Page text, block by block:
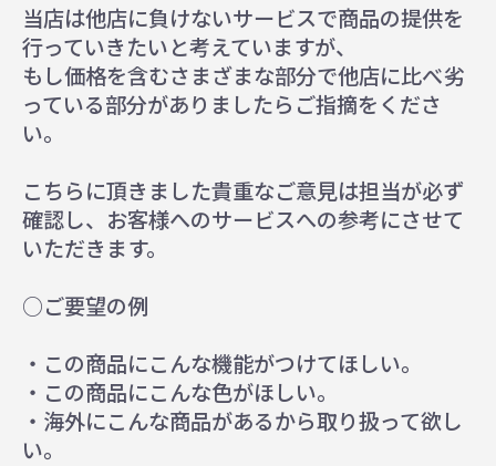
当店は他店に負けないサービスで商品の提供を
行っていきたいと考えていますが、
もし価格を含むさまざまな部分で他店に比べ劣
っている部分がありましたらご指摘をくださ
い。
こちらに頂きました貴重なご意見は担当が必ず
確認し、お客様へのサービスへの参考にさせて
いただきます。
○ご要望の例
・この商品にこんな機能がつけてほしい。
・この商品にこんな色がほしい。
・海外にこんな商品があるから取り扱って欲し
い。